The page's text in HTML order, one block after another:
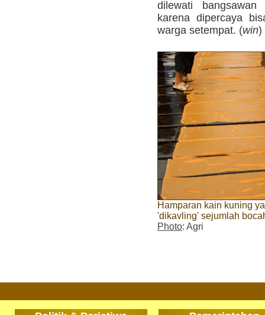
dilewati bangsawan
karena dipercaya
warga setempat. (win)
Hamparan kain kuning
'dikavling' sejumlah
Photo: Agri